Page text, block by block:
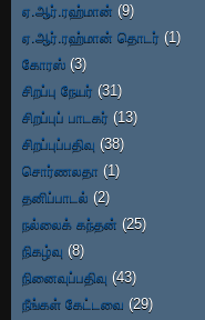
ஏ.ஆர்.ரஹ்மான் (9)
ஏ.ஆர்.ரஹ்மான் தொடர் (1)
கோரஸ் (3)
சிறப்பு நேயர் (31)
சிறப்புப் பாடகர் (13)
சிறப்புப்பதிவு (38)
சொர்ணலதா (1)
தனிப்பாடல் (2)
நல்லைக் கந்தன் (25)
நிகழ்வு (8)
நினைவுப்பதிவு (43)
நீங்கள் கேட்டவை (29)